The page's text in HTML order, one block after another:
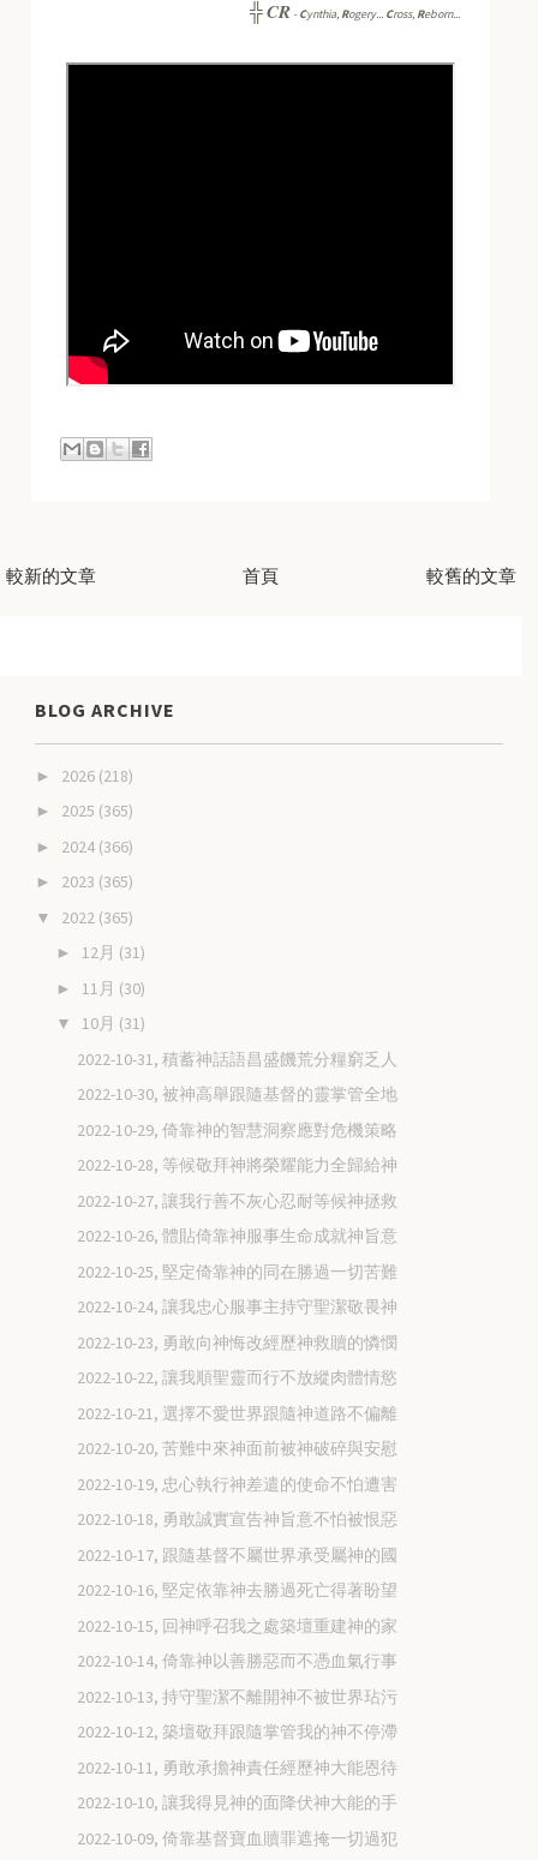
╬CR -Cynthia, Rogery... Cross, Reborn...
較新的文章 較舊的文章
首頁
BLOG ARCHIVE
► 2026 (218)
► 2025 (365)
► 2024 (366)
► 2023 (365)
▼ 2022 (365)
► 12月 (31)
► 11月 (30)
▼ 10月 (31)
2022-10-31, 積蓄神話語昌盛饑荒分糧窮乏人
2022-10-30, 被神高舉跟隨基督的靈掌管全地
2022-10-29, 倚靠神的智慧洞察應對危機策略
2022-10-28, 等候敬拜神將榮耀能力全歸給神
2022-10-27, 讓我行善不灰心忍耐等候神拯救
2022-10-26, 體貼倚靠神服事生命成就神旨意
2022-10-25, 堅定倚靠神的同在勝過一切苦難
2022-10-24, 讓我忠心服事主持守聖潔敬畏神
2022-10-23, 勇敢向神悔改經歷神救贖的憐憫
2022-10-22, 讓我順聖靈而行不放縱肉體情慾
2022-10-21, 選擇不愛世界跟隨神道路不偏離
2022-10-20, 苦難中來神面前被神破碎與安慰
2022-10-19, 忠心執行神差遣的使命不怕遭害
2022-10-18, 勇敢誠實宣告神旨意不怕被恨惡
2022-10-17, 跟隨基督不屬世界承受屬神的國
2022-10-16, 堅定依靠神去勝過死亡得著盼望
2022-10-15, 回神呼召我之處築壇重建神的家
2022-10-14, 倚靠神以善勝惡而不憑血氣行事
2022-10-13, 持守聖潔不離開神不被世界玷污
2022-10-12, 築壇敬拜跟隨掌管我的神不停滯
2022-10-11, 勇敢承擔神責任經歷神大能恩待
2022-10-10, 讓我得見神的面降伏神大能的手
2022-10-09, 倚靠基督寶血贖罪遮掩一切過犯